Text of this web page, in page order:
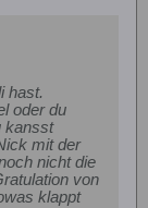
hast.
oder du
kansst
mit der
nicht die
von
klappt